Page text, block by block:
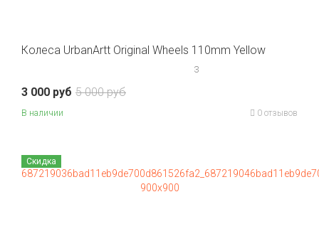
Колеса UrbanArtt Original Wheels 110mm Yellow
3
5 000 руб
3 000 руб
В наличии 0 отзывов
Скидка